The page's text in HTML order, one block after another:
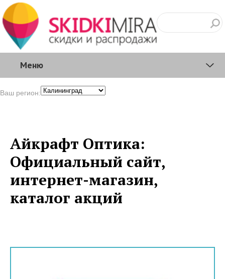
Меню
Ваш регион:
Айкрафт Оптика:
Официальный сайт,
интернет-магазин,
каталог акций